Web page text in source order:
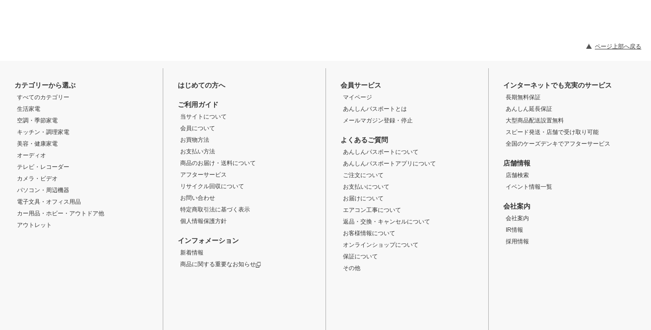
ページ上部へ戻る
カテゴリーから選ぶ
すべてのカテゴリー
生活家電
空調・季節家電
キッチン・調理家電
美容・健康家電
オーディオ
テレビ・レコーダー
カメラ・ビデオ
パソコン・周辺機器
電子文具・オフィス用品
カー用品・ホビー・アウトドア他
アウトレット
はじめての方へ
ご利用ガイド
当サイトについて
会員について
お買物方法
お支払い方法
商品のお届け・送料について
アフターサービス
リサイクル回収について
お問い合わせ
特定商取引法に基づく表示
個人情報保護方針
インフォメーション
新着情報
商品に関する重要なお知らせ
会員サービス
マイページ
あんしんパスポートとは
メールマガジン登録・停止
よくあるご質問
あんしんパスポートについて
あんしんパスポートアプリについて
ご注文について
お支払いについて
お届けについて
エアコン工事について
返品・交換・キャンセルについて
お客様情報について
オンラインショップについて
保証について
その他
インターネットでも充実のサービス
長期無料保証
あんしん延長保証
大型商品配送設置無料
スピード発送・店舗で受け取り可能
全国のケーズデンキでアフターサービス
店舗情報
店舗検索
イベント情報一覧
会社案内
会社案内
IR情報
採用情報